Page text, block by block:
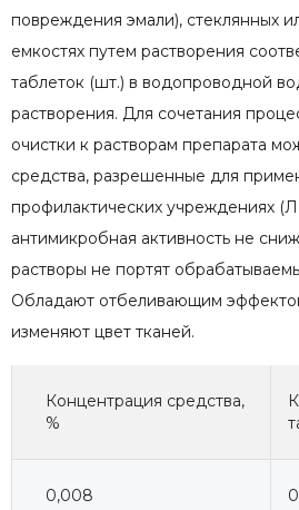
повреждения эмали), стеклянных
емкостях путем растворения
таблеток (шт.) в водопроводной
растворения. Для сочетания
очистки к растворам препарата
средства, разрешенные для
профилактических учреждениях
антимикробная активность не
растворы не портят
Обладают отбеливающим
изменяют цвет тканей.
Концентрация средства,
%
0,008